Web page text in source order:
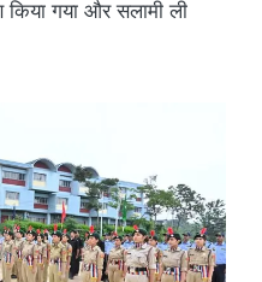
किया गया और सलामी ली